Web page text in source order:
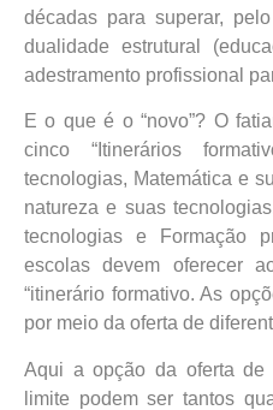
décadas para superar,
dualidade estrutural
adestramento profissional
E o que é o “novo”? O
cinco “Itinerários
tecnologias, Matemática e
natureza e suas
tecnologias e Formação
escolas devem oferecer
“itinerário formativo. As
por meio da oferta de
Aqui a opção da oferta de
limite podem ser tantos